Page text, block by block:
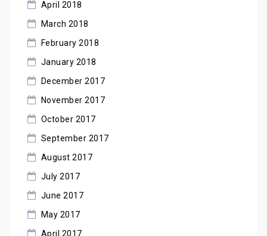
April 2018
March 2018
February 2018
January 2018
December 2017
November 2017
October 2017
September 2017
August 2017
July 2017
June 2017
May 2017
April 2017